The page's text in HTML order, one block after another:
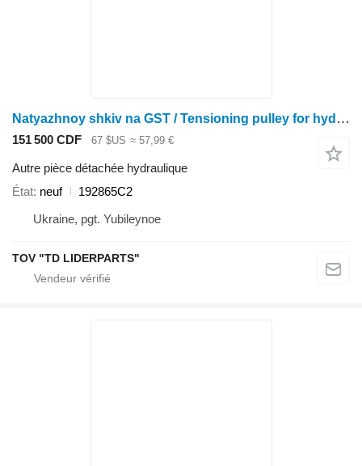
Natyazhnoy shkiv na GST / Tensioning pulley for hydrostatic drive Natyazhnoy shkiv na GST / Tensioning pulley for hydrostatic drive 192865C2 pour moissonneuse-batteuse Case IH
151 500 CDF 67 $US ≈ 57,99 €
Autre pièce détachée hydraulique
État neuf
192865C2
Ukraine, pgt. Yubileynoe
TOV "TD LIDERPARTS"